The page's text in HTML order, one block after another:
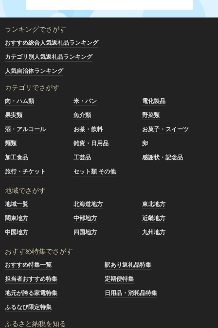
ランキングでさがす
おすすめ総合人気返礼品ランキング
カテゴリ別人気返礼品ランキング
人気自治体ランキング
カテゴリでさがす
肉・ハム類 米・パン
電化製品
果実類
魚介類
野菜類
酒・アルコール
お茶・飲料
お菓子・スイーツ
麺類
雑貨・日用品
卵
加工食品
工芸品
感謝状・記念品
旅行・チケット
セット類 その他
地域でさがす
地域一覧 北海道地方
東北地方
関東地方
中部地方
近畿地方
中国地方
四国地方 九州地方
おすすめ特集でさがす
おすすめ特集一覧
訳あり返礼品特集
担当者おすすめ特集
定期便特集
地元が誇る家電特集
日用品・消耗品特集
ふるなび限定特集
ふるさと納税を知る